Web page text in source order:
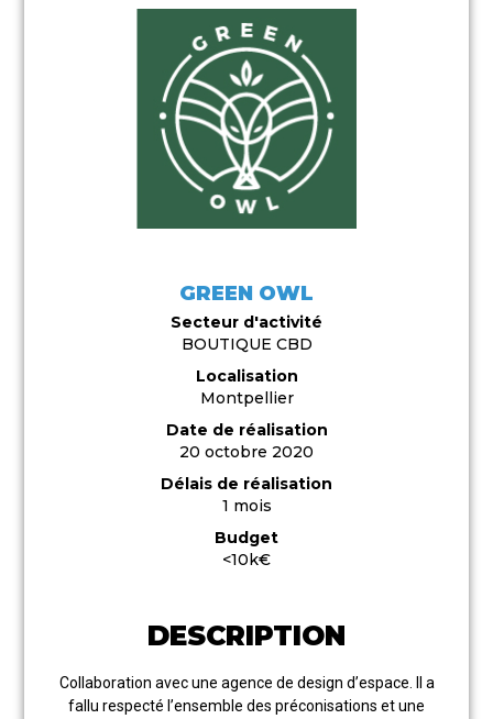
GREEN OWL
Secteur d'activité
BOUTIQUE CBD
Localisation
Montpellier
Date de réalisation
20 octobre 2020
Délais de réalisation
1 mois
Budget
<10k€
DESCRIPTION
Collaboration avec une agence de design d’espace. Il a
fallu respecté l’ensemble des préconisations et une